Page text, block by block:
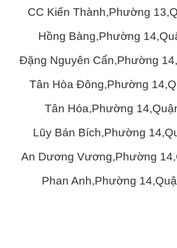
CC Kiến Thành,Phường
Hồng Bàng,Phường
Đặng Nguyên Cẩn,Phường
Tân Hòa Đông,Phường
Tân Hóa,Phường
Lũy Bán Bích,Phường
An Dương Vương,Phường
Phan Anh,Phường